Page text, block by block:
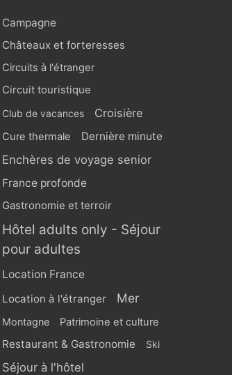
Campagne
Châteaux et forteresses
Circuits à l'étranger
Circuit touristique
Club de vacances Croisière
Cure thermale Dernière minute
Enchères de voyage senior
France profonde
Gastronomie et terroir
Hôtel adults only - Séjour
pour adultes
Location France
Location à l'étranger
Mer
Montagne Patrimoine et culture
Restaurant & Gastronomie Ski
Séjour à l'hôtel